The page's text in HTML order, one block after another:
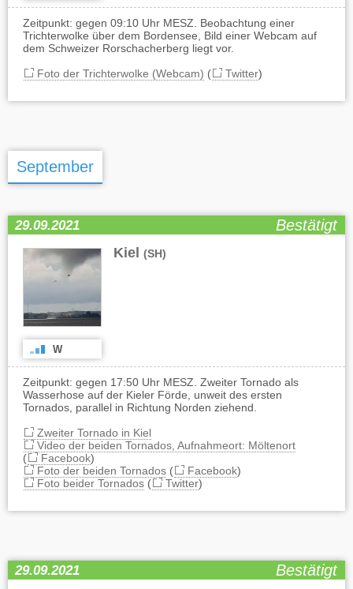
Zeitpunkt: gegen 09:10 Uhr MESZ. Beobachtung einer
Trichterwolke über dem Bordensee, Bild einer Webcam auf
dem Schweizer Rorschacherberg liegt vor.
Foto der Trichterwolke (Webcam) ( Twitter)
September
29.09.2021 Bestätigt
Kiel (SH)
W
Zeitpunkt: gegen 17:50 Uhr MESZ. Zweiter Tornado als
Wasserhose auf der Kieler Förde, unweit des ersten
Tornados, parallel in Richtung Norden ziehend.
Zweiter Tornado in Kiel
Video der beiden Tornados, Aufnahmeort: Möltenort
(
Facebook)
Foto der beiden Tornados( Facebook)
Foto beider Tornados( Twitter)
29.09.2021 Bestätigt